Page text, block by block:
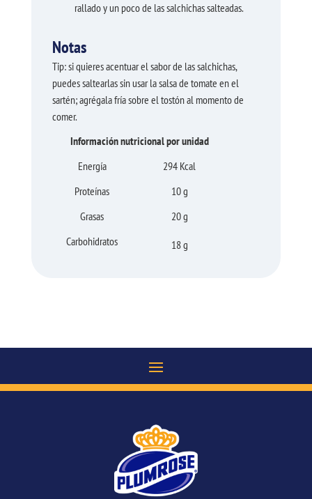
rallado y un poco de las salchichas salteadas.
Notas
Tip: si quieres acentuar el sabor de las salchichas,
puedes saltearlas sin usar la salsa de tomate en el
sartén; agrégala fría sobre el tostón al momento de
comer.
Información nutricional por unidad
Energía
294 Kcal
Proteínas
10 g
Grasas
20 g
Carbohidratos
18 g